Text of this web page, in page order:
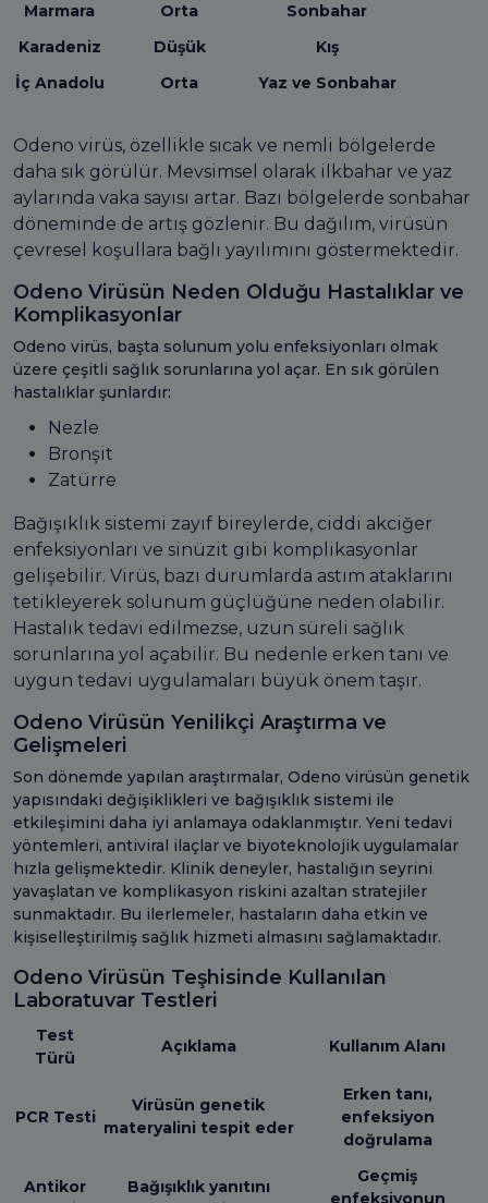
Marmara
Orta
Sonbahar
Karadeniz
Düşük
Kış
İç Anadolu
Orta Yaz ve Sonbahar
Odeno virüs, özellikle sıcak ve nemli bölgelerde
daha sık görülür. Mevsimsel olarak ilkbahar ve yaz
aylarında vaka sayısı artar. Bazı bölgelerde sonbahar
döneminde de artış gözlenir. Bu dağılım, virüsün
çevresel koşullara bağlı yayılımını göstermektedir.
Odeno Virüsün Neden Olduğu Hastalıklar ve
Komplikasyonlar
Odeno virüs, başta solunum yolu enfeksiyonları olmak
üzere çeşitli sağlık sorunlarına yol açar. En sık görülen
hastalıklar şunlardır:
Nezle
Bronşit
Zatürre
Bağışıklık sistemi zayıf bireylerde, ciddi akciğer
enfeksiyonları ve sinüzit gibi komplikasyonlar
gelişebilir. Virüs, bazı durumlarda astım ataklarını
tetikleyerek solunum güçlüğüne neden olabilir.
Hastalık tedavi edilmezse, uzun süreli sağlık
sorunlarına yol açabilir. Bu nedenle erken tanı ve
uygun tedavi uygulamaları büyük önem taşır.
Odeno Virüsün Yenilikçi Araştırma ve
Gelişmeleri
Son dönemde yapılan araştırmalar, Odeno virüsün genetik
yapısındaki değişiklikleri ve bağışıklık sistemi ile
etkileşimini daha iyi anlamaya odaklanmıştır. Yeni tedavi
yöntemleri, antiviral ilaçlar ve biyoteknolojik uygulamalar
hızla gelişmektedir. Klinik deneyler, hastalığın seyrini
yavaşlatan ve komplikasyon riskini azaltan stratejiler
sunmaktadır. Bu ilerlemeler, hastaların daha etkin ve
kişiselleştirilmiş sağlık hizmeti almasını sağlamaktadır.
Odeno Virüsün Teşhisinde Kullanılan
Laboratuvar Testleri
Test
Türü
Açıklama Kullanım Alanı
PCR Testi
Virüsün genetik
materyalini tespit eder
Erken tanı,
enfeksiyon
doğrulama
Antikor
Bağışıklık yanıtını
Geçmiş
enfeksiyonun